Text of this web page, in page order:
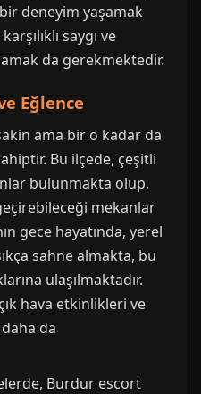
deneyim yaşamak
saygı ve
da gerekmektedir.
Eğlence
ama bir o kadar da
Bu ilçede, çeşitli
bulunmakta olup,
mekanlar
gece hayatında, yerel
sahne almakta, bu
ulaşılmaktadır.
hava etkinlikleri ve
da
Burdur escort